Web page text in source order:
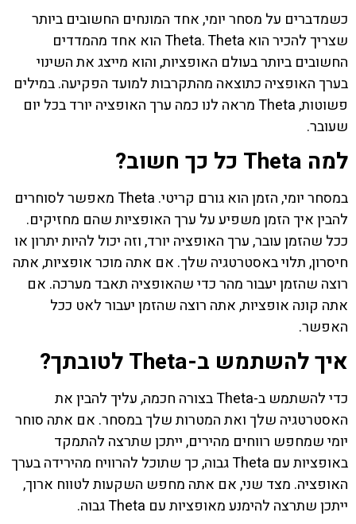
כשמדברים על מסחר יומי, אחד המונחים החשובים ביותר
שצריך להכיר הוא Theta. Theta הוא אחד מהמדדים
החשובים ביותר בעולם האופציות, והוא מייצג את השינוי
בערך האופציה כתוצאה מהתקרבות למועד הפקיעה. במילים
פשוטות, Theta מראה לנו כמה ערך האופציה יורד בכל יום
שעובר.
למה Theta כל כך חשוב?
במסחר יומי, הזמן הוא גורם קריטי. Theta מאפשר לסוחרים
להבין איך הזמן משפיע על ערך האופציות שהם מחזיקים.
ככל שהזמן עובר, ערך האופציה יורד, וזה יכול להיות יתרון או
חיסרון, תלוי באסטרטגיה שלך. אם אתה מוכר אופציות, אתה
רוצה שהזמן יעבור מהר כדי שהאופציה תאבד מערכה. אם
אתה קונה אופציות, אתה רוצה שהזמן יעבור לאט ככל
האפשר.
איך להשתמש ב-Theta לטובתך?
כדי להשתמש ב-Theta בצורה חכמה, עליך להבין את
האסטרטגיה שלך ואת המטרות שלך במסחר. אם אתה סוחר
יומי שמחפש רווחים מהירים, ייתכן שתרצה להתמקד
באופציות עם Theta גבוה, כך שתוכל להרוויח מהירידה בערך
האופציה. מצד שני, אם אתה מחפש השקעות לטווח ארוך,
ייתכן שתרצה להימנע מאופציות עם Theta גבוה.